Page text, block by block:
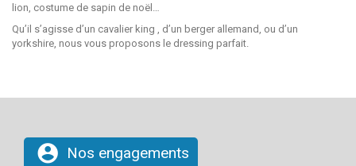
lion, costume de sapin de noël…
Qu’il s’agisse d’un cavalier king , d’un berger allemand, ou d’un
yorkshire, nous vous proposons le dressing parfait.
account_circle Nos engagements